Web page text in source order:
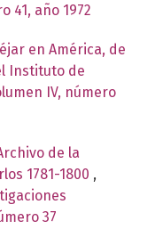
41, año 1972
en América, de
Instituto de
IV, número
de la
1781-1800 ,
37